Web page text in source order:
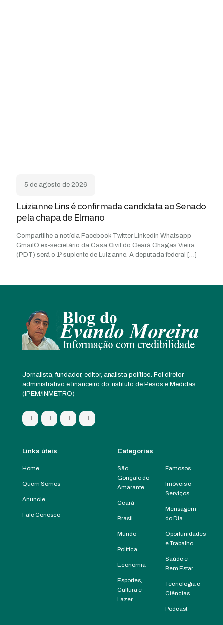
5 de agosto de 2026
Luizianne Lins é confirmada candidata ao Senado
pela chapa de Elmano
Compartilhe a notícia Facebook Twitter Linkedin Whatsapp
GmailO ex-secretário da Casa Civil do Ceará Chagas Vieira
(PDT) será o 1º suplente de Luizianne. A deputada federal […]
Jornalista, fundador, editor, analista político. Foi diretor
administrativo e financeiro do Instituto de Pesos e Medidas
(IPEM/INMETRO)
Links úteis
Home
Quem Somos
Anuncie
Fale Conosco
Categorias
São
Gonçalo do
Amarante
Ceará
Brasil
Mundo
Política
Economia
Esportes,
Cultura e
Lazer
Famosos
Imóveis e
Serviços
Mensagem
do Dia
Oportunidades
e Trabalho
Saúde e
Bem Estar
Tecnologia e
Ciências
Podcast